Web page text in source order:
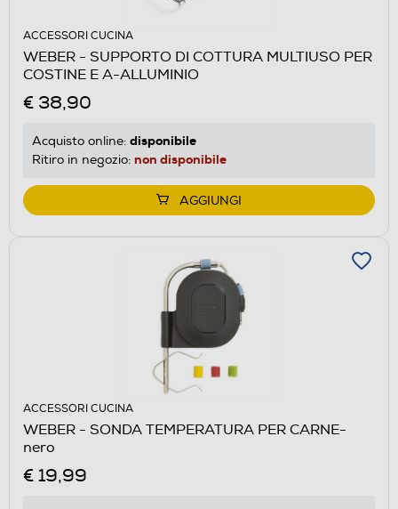
ACCESSORI CUCINA
WEBER - SUPPORTO DI COTTURA MULTIUSO PER
COSTINE E A-ALLUMINIO
€ 38,90
Acquisto online: disponibile
Ritiro in negozio: non disponibile
AGGIUNGI
ACCESSORI CUCINA
WEBER - SONDA TEMPERATURA PER CARNE-
nero
€ 19,99